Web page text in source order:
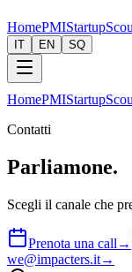
HomePMIStartup
IT EN SQ
HomePMIStartup
Contatti
Parliamone.
Scegli il canale che
Prenota una call →
we@impacters.it→